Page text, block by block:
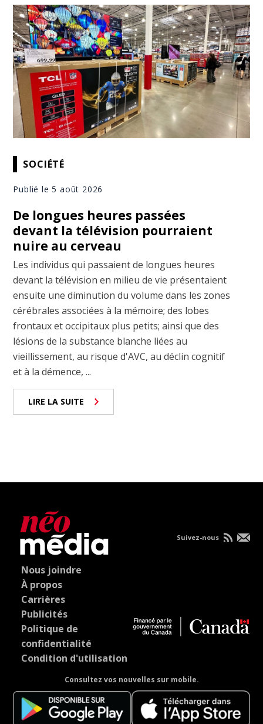
SOCIÉTÉ
Publié le 5 août 2026
De longues heures passées
devant la télévision pourraient
nuire au cerveau
Les individus qui passaient de longues heures
devant la télévision en milieu de vie présentaient
ensuite une diminution du volume dans les zones
cérébrales associées à la mémoire; des lobes
frontaux et occipitaux plus petits; ainsi que des
lésions de la substance blanche liées au
vieillissement, au risque d'AVC, au déclin cognitif
et à la démence, ...
LIRE LA SUITE
Nous joindre
À propos
Carrières
Publicités
Politique de
confidentialité
Condition d'utilisation
Consultez vos nouvelles sur mobile.
Suivez-nous